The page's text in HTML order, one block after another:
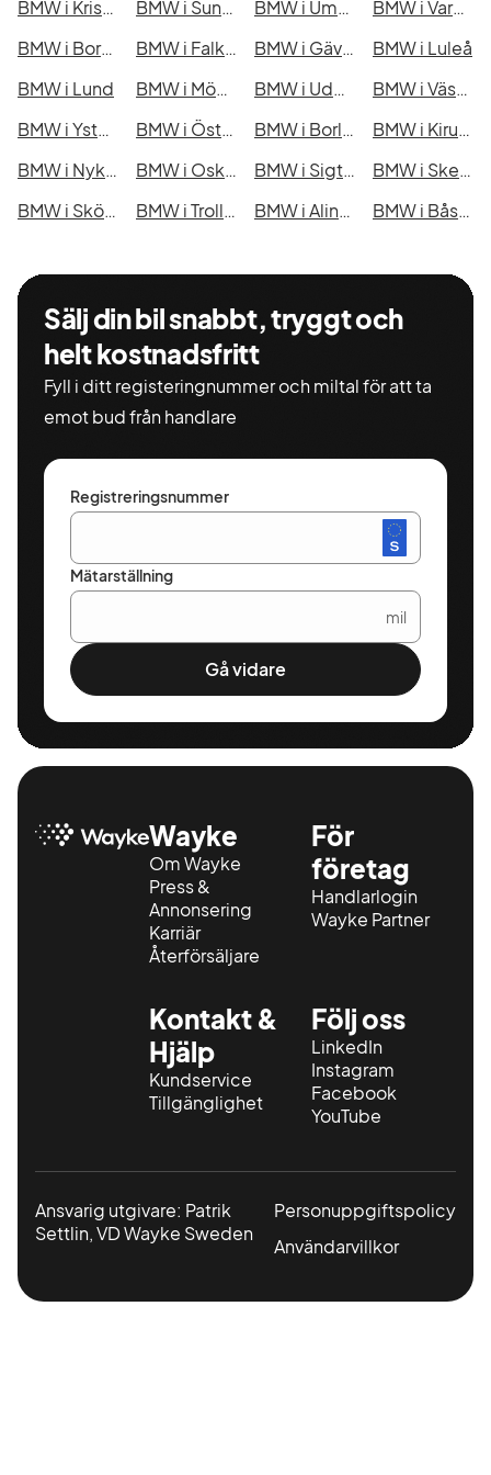
BMW i Kristianstad
BMW i Sundsvall BMW i Umeå
BMW i Varberg
BMW i Borås
BMW i Falkenberg BMW i Gävle
BMW i Luleå
BMW i Lund
BMW i Mönsterås BMW i Uddevalla
BMW i Västervik
BMW i Ystad
BMW i Östersund BMW i Borlänge
BMW i Kiruna
BMW i Nyköping
BMW i Oskarshamn BMW i Sigtuna
BMW i Skellefteå
BMW i Skövde
BMW i Trollhättan BMW i Alingsås BMW i Båstad
Sälj din bil snabbt, tryggt och
helt kostnadsfritt
Fyll i ditt registeringnummer och miltal för att ta
emot bud från handlare
Registreringsnummer
Mätarställning
mil
Gå vidare
Wayke
Om Wayke
Press &
Annonsering
Karriär
Återförsäljare
För
företag
Handlarlogin
Wayke Partner
Kontakt &
Hjälp
Kundservice
Tillgänglighet
Följ oss
LinkedIn
Instagram
Facebook
YouTube
Ansvarig utgivare: Patrik
Settlin, VD Wayke Sweden
Personuppgiftspolicy
Användarvillkor